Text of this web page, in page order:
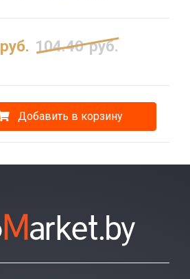
руб. 104.40 руб.
Добавить в корзину